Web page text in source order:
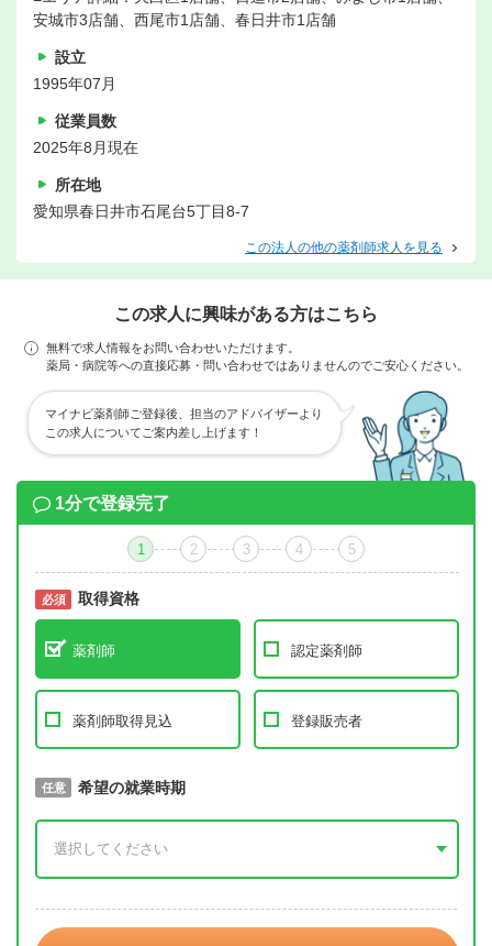
安城市3店舗、西尾市1店舗、春日井市1店舗
設立
1995年07月
従業員数
2025年8月現在
所在地
愛知県春日井市石尾台5丁目8-7
この法人の他の薬剤師求人を見る
この求人に興味がある方はこちら
無料で求人情報をお問い合わせいただけます。
薬局・病院等への直接応募・問い合わせではありませんのでご安心ください。
マイナビ薬剤師ご登録後、担当のアドバイザーより
この求人についてご案内差し上げます！
1分で登録完了
1 2 3 4 5
必須 取得資格
薬剤師 認定薬剤師
薬剤師取得見込 登録販売者
必須 取得予定年
任意 希望の就業時期